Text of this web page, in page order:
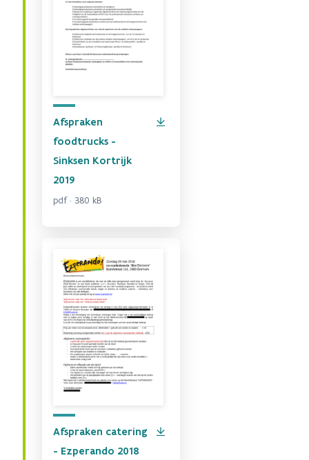
Afspraken
foodtrucks -
Sinksen Kortrijk
2019
pdf · 380 kB
Afspraken catering
- Ezperando 2018